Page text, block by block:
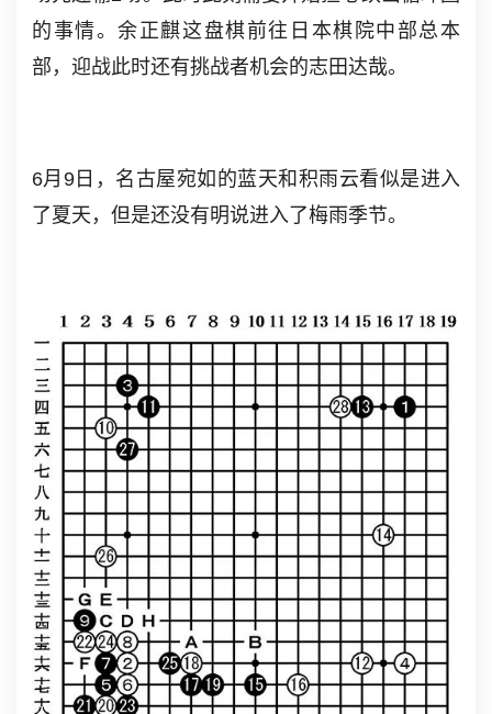
的事情。余正麒这盘棋前往日本棋院中部总本
部，迎战此时还有挑战者机会的志田达哉。
6月9日，名古屋宛如的蓝天和积雨云看似是进入
了夏天，但是还没有明说进入了梅雨季节。